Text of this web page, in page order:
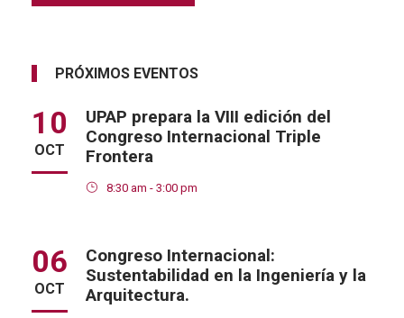
PRÓXIMOS EVENTOS
10
OCT
UPAP prepara la VIII edición del
Congreso Internacional Triple
Frontera
8:30 am - 3:00 pm
06
OCT
Congreso Internacional:
Sustentabilidad en la Ingeniería y la
Arquitectura.